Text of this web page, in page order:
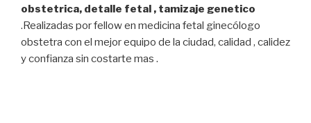
obstetrica, detalle fetal , tamizaje genetico
.Realizadas por fellow en medicina fetal ginecólogo
obstetra con el mejor equipo de la ciudad, calidad , calidez
y confianza sin costarte mas .